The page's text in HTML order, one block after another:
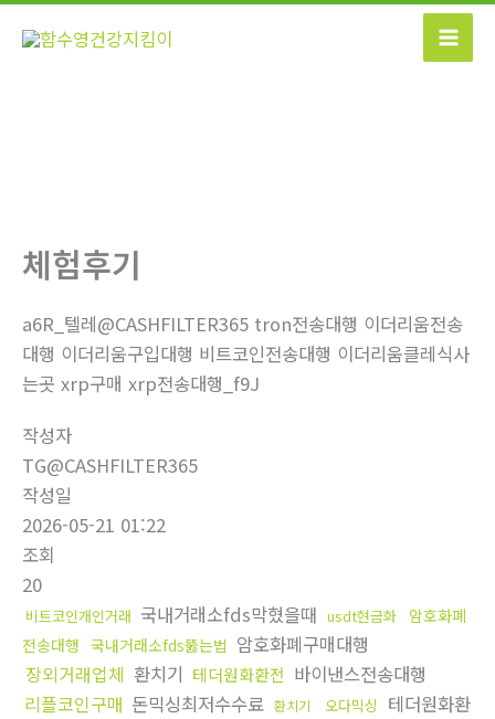
콘
체험후기
a6R_텔레@CASHFILTER365 tron전송대행 이더리움전송
대행 이더리움구입대행 비트코인전송대행 이더리움클레식사
는곳 xrp구매 xrp전송대행_f9J
작성자
TG@CASHFILTER365
작성일
2026-05-21 01:22
조회
20
비트코인개인거래 국내거래소fds막혔을때 usdt현금화
암호화폐
전송대행 국내거래소fds뚫는법 암호화폐구매대행
장외거래업체 환치기 테더원화환전 바이낸스전송대행
리플코인구매 돈믹싱최저수수료 환치기 오다믹싱
테더원화환